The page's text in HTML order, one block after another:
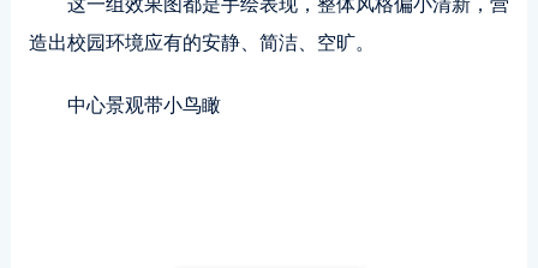
这一组效果图都是手绘表现，整体风格偏小清新，营
造出校园环境应有的安静、简洁、空旷。
中心景观带小鸟瞰